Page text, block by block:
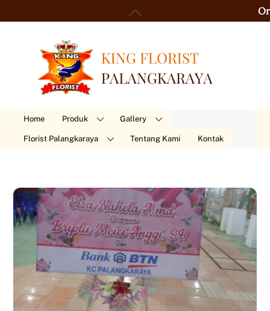
to
Order 24
Home Produk Gallery
Florist Palangkaraya Tentang Kami Kontak
Back
To